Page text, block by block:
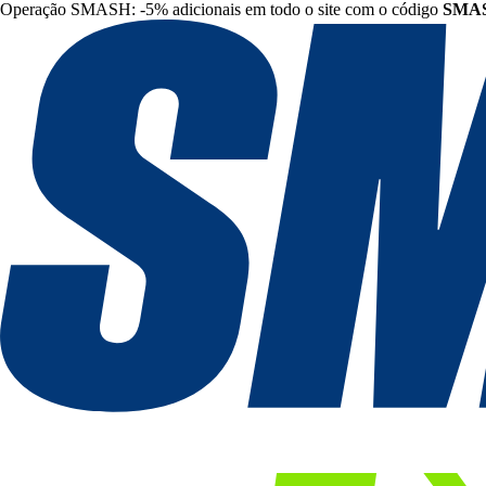
Operação SMASH: -5% adicionais em todo o site com o código